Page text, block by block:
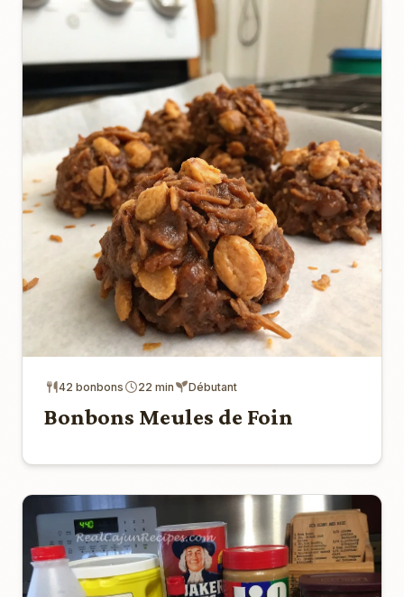
42 bonbons 22 min Débutant
Bonbons Meules de Foin